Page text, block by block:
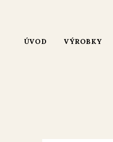
ÚVOD VÝROBKY